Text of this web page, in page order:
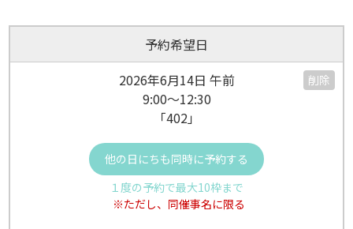
予約希望日
2026年6月14日 午前
9:00～12:30
「402」
削除
他の日にちも同時に予約する
１度の予約で最大10枠まで
※ただし、同催事名に限る